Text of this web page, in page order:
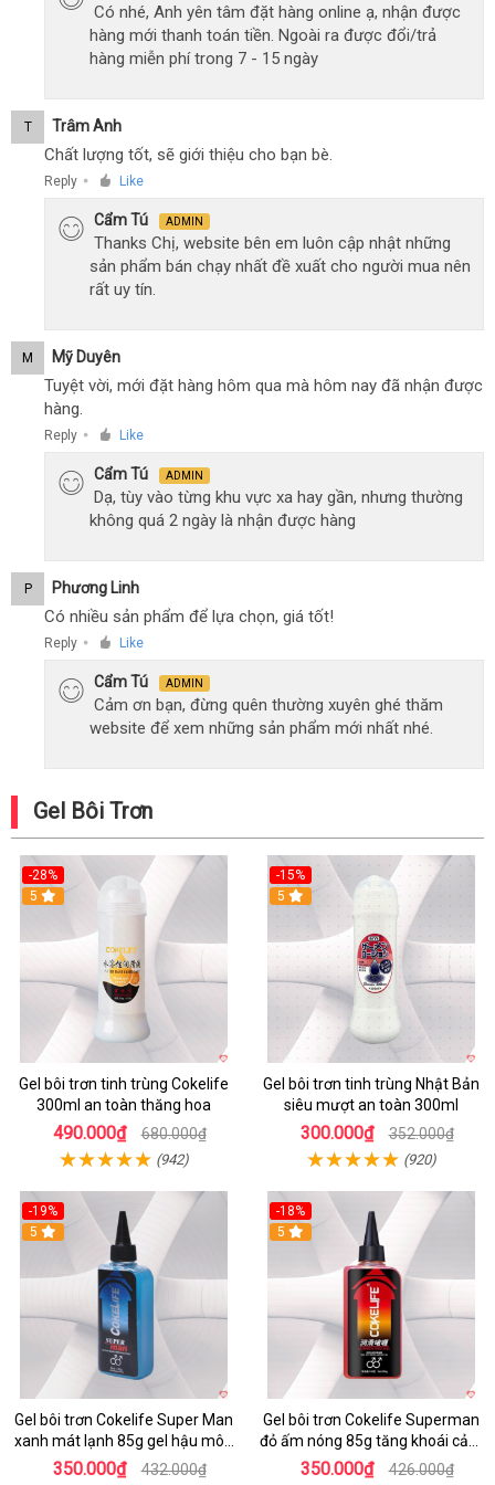
Có nhé, Anh yên tâm đặt hàng online ạ, nhận được
hàng mới thanh toán tiền. Ngoài ra được đổi/trả
hàng miễn phí trong 7 - 15 ngày
T Trâm Anh
Chất lượng tốt, sẽ giới thiệu cho bạn bè.
Reply ● Like
Cẩm Tú ADMIN
Thanks Chị, website bên em luôn cập nhật những
sản phẩm bán chạy nhất đề xuất cho người mua nên
rất uy tín.
M Mỹ Duyên
Tuyệt vời, mới đặt hàng hôm qua mà hôm nay đã nhận được
hàng.
Reply ● Like
Cẩm Tú ADMIN
Dạ, tùy vào từng khu vực xa hay gần, nhưng thường
không quá 2 ngày là nhận được hàng
P Phương Linh
Có nhiều sản phẩm để lựa chọn, giá tốt!
Reply ● Like
Cẩm Tú ADMIN
Cảm ơn bạn, đừng quên thường xuyên ghé thăm
website để xem những sản phẩm mới nhất nhé.
Gel Bôi Trơn
-28%
Hot
5
Gel bôi trơn tinh trùng Cokelife
300ml an toàn thăng hoa
490.000₫ 680.000₫
(942)
-15%
Hot
5
Gel bôi trơn tinh trùng Nhật Bản
siêu mượt an toàn 300ml
300.000₫ 352.000₫
(920)
-19%
5
Gel bôi trơn Cokelife Super Man
xanh mát lạnh 85g gel hậu môn
gay an toàn
350.000₫ 432.000₫
-18%
5
Gel bôi trơn Cokelife Superman
đỏ ấm nóng 85g tăng khoái cảm
giảm đau
350.000₫ 426.000₫